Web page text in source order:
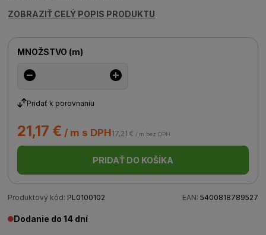
ZOBRAZIŤ CELÝ POPIS PRODUKTU
MNOŽSTVO (m)
Pridať k porovnaniu
21,17 € / m s DPH17,21 € / m bez DPH
PRIDAŤ DO KOŠÍKA
Produktový kód: PL0100102 EAN: 5400818789527
Dodanie do 14 dní